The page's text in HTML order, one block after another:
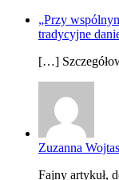
„Przy
tradycyjne
[…]
Zuzanna Wojtas
Fajny artykuł,